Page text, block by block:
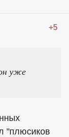
+5
уже
"плюсиков